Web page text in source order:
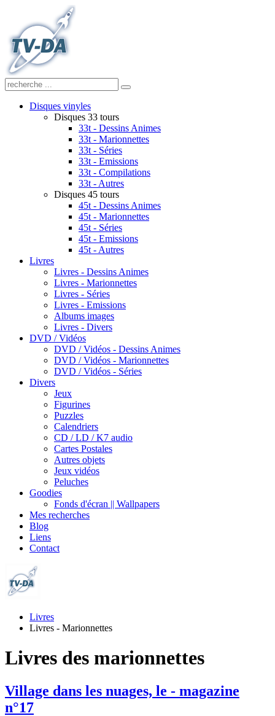
Disques vinyles
Disques 33 tours
33t - Dessins Animes
33t - Marionnettes
33t - Séries
33t - Emissions
33t - Compilations
33t - Autres
Disques 45 tours
45t - Dessins Animes
45t - Marionnettes
45t - Séries
45t - Emissions
45t - Autres
Livres
Livres - Dessins Animes
Livres - Marionnettes
Livres - Séries
Livres - Emissions
Albums images
Livres - Divers
DVD / Vidéos
DVD / Vidéos - Dessins Animes
DVD / Vidéos - Marionnettes
DVD / Vidéos - Séries
Divers
Jeux
Figurines
Puzzles
Calendriers
CD / LD / K7 audio
Cartes Postales
Autres objets
Jeux vidéos
Peluches
Goodies
Fonds d'écran || Wallpapers
Mes recherches
Blog
Liens
Contact
Livres
Livres - Marionnettes
Livres des marionnettes
Village dans les nuages, le - magazine
n°17